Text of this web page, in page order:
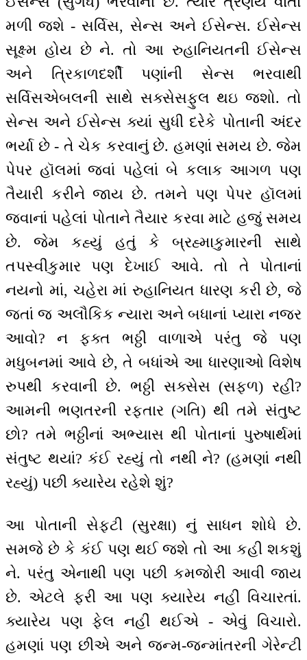
મળી જશે - સર્વિસ, સેન્સ અને ઈસેન્સ. ઈસેન્સ
સૂક્ષ્મ હોય છે ને. તો આ રુહાનિયતની ઈસેન્સ
અને ત્રિકાળદર્શી પણાંની સેન્સ ભરવાથી
સર્વિસએબલની સાથે સક્સેસફુલ થઇ જશો. તો
સેન્સ અને ઈસેન્સ ક્યાં સુધી દરેકે પોતાની અંદર
ભર્યા છે - તે ચેક કરવાનું છે. હમણાં સમય છે. જેમ
પેપર હૉલમાં જવાં પહેલાં બે કલાક આગળ પણ
તૈયારી કરીને જાય છે. તમને પણ પેપર હૉલમાં
જવાનાં પહેલાં પોતાને તૈયાર કરવા માટે હજું સમય
છે. જેમ કહ્યું હતું કે બ્રહ્માકુમારની સાથે
તપસ્વીકુમાર પણ દેખાઈ આવે. તો તે પોતાનાં
નયનો માં, ચહેરા માં રુહાનિયત ધારણ કરી છે, જે
જતાં જ અલૌકિક ન્યારા અને બધાનાં પ્યારા નજર
આવો? ન ફક્ત ભઠ્ઠી વાળાએ પરંતુ જે પણ
મધુબનમાં આવે છે, તે બધાંએ આ ધારણાઓ વિશેષ
રુપથી કરવાની છે. ભઠ્ઠી સક્સેસ (સફળ) રહી?
આમની ભણતરની રફતાર (ગતિ) થી તમે સંતુષ્ટ
છો? તમે ભઠ્ઠીનાં અભ્યાસ થી પોતાનાં પુરુષાર્થમાં
સંતુષ્ટ થયાં? કંઈ રહ્યું તો નથી ને? (હમણાં નથી
રહ્યું) પછી ક્યારેય રહેશે શું?
આ પોતાની સેફ્ટી (સુરક્ષા) નું સાધન શોધે છે.
સમજે છે કે કંઈ પણ થઈ જશે તો આ કહી શકશું
ને. પરંતુ એનાથી પણ પછી કમજોરી આવી જાય
છે. એટલે ફરી આ પણ ક્યારેય નહીં વિચારતાં.
ક્યારેય પણ ફેલ નહીં થઈએ - એવું વિચારો.
હમણાં પણ છીએ અને જન્મ-જન્માંતરની ગેરેન્ટી